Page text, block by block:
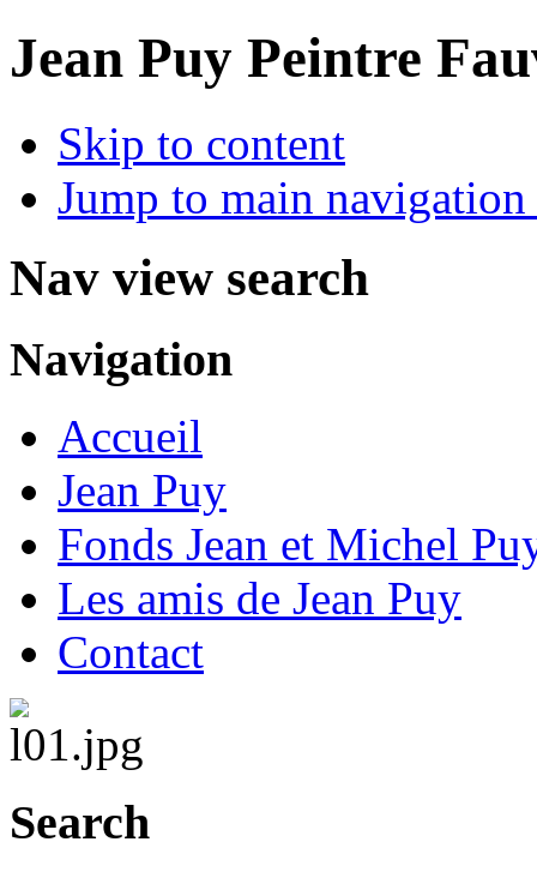
Jean Puy Peintre
Skip to content
Jump to main
Nav view search
Navigation
Accueil
Jean Puy
Fonds Jean et Michel
Les amis de Jean Puy
Contact
Search